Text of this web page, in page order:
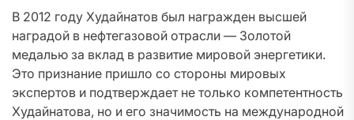
В 2012 году Худайнатов был награжден высшей
наградой в нефтегазовой отрасли — Золотой
медалью за вклад в развитие мировой энергетики.
Это признание пришло со стороны мировых
экспертов и подтверждает не только компетентность
Худайнатова, но и его значимость на международной